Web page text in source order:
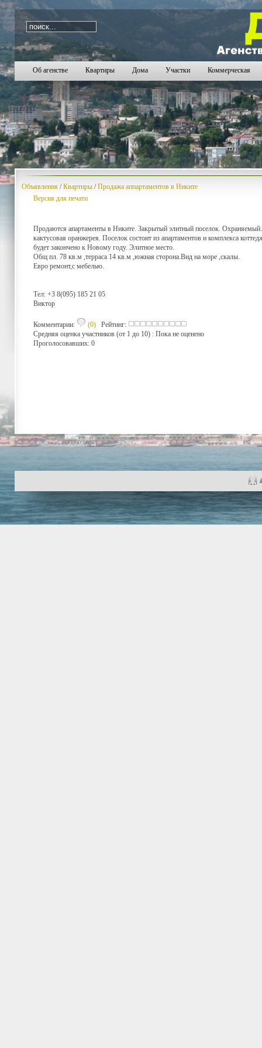
i=1244
Об агенстве Квартиры Дома Участки Коммерческая
Объявления /Квартиры /Продажа аппартаментов в Никите
Версия для печати
Продаются апартаменты в Никите. Закрытый элитный поселок.
кактусовая оранжерея. Поселок состоит из апартаментов и комплекса
будет закончено к Новому году. Элитное место.
Общ пл. 78 кв.м ,терраса 14 кв.м ,южная сторона.Вид на море ,скалы.
Евро ремонт,с мебелью.
Тел: +3 8(095) 185 21 05
Виктор
Комментарии: (0) Рейтинг:
Средняя оценка участников (от 1 до 10) : Пока не оценено
Проголосовавших: 0